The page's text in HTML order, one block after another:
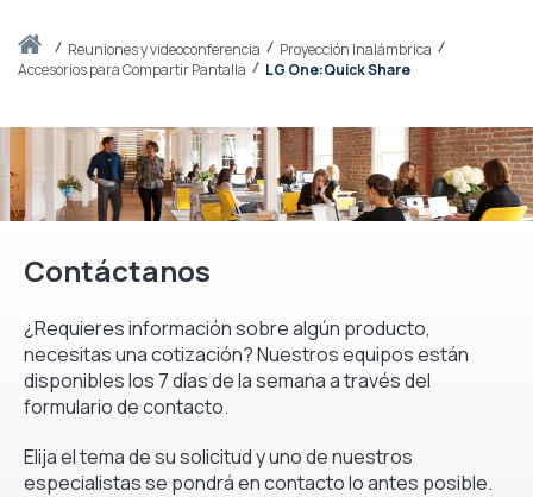
Inicioreuniones y videoconferencia
Proyección Inalámbrica
Accesorios para Compartir Pantalla
LG One:Quick Share
Contáctanos
¿Requieres información sobre algún producto,
necesitas una cotización? Nuestros equipos están
disponibles los 7 días de la semana a través del
formulario de contacto.
Elija el tema de su solicitud y uno de nuestros
especialistas se pondrá en contacto lo antes posible.